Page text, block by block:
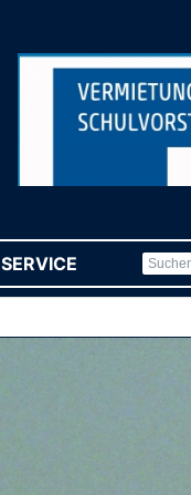
SERVICE (CURRENT)